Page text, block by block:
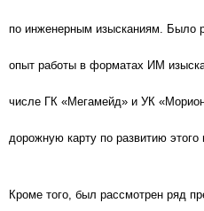
по инженерным изысканиям. Было
опыт работы в форматах ИМ
числе ГК «Мегамейд» и УК
дорожную карту по развитию этого
Кроме того, был рассмотрен ряд